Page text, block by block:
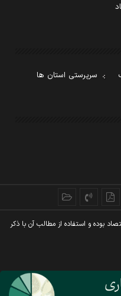
سرپرستی استان ها
بوده و استفاده از مطالب آن با ذکر